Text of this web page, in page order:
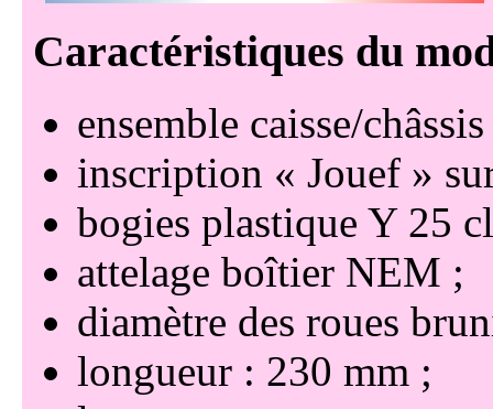
ensemble caisse/
inscription
Jouef
bogies plastique Y 25
attelage boîtier NEM
diamètre des roues
longueur : 230 mm